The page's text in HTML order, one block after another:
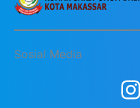
Sosial Media